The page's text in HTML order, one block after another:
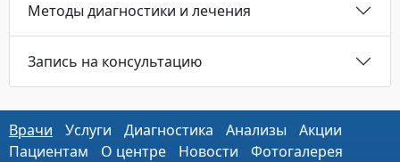
Методы диагностики и лечения
Запись на консультацию
Врачи Услуги Диагностика Анализы
Акции
Пациентам
О центре Новости
Фотогалерея